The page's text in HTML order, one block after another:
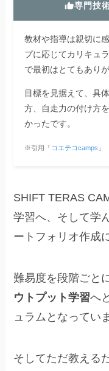
専門技
教材や指導は親切に
プに応じてカリキュ
で最初はとてもあり
目標を見据えて、具
方、自走力の付け方
かったです。
※引用「 コエテコcamps 」
SHIFT TERAS
学習へ、そして学
ートフォリオ作成
難易度を段階ごと
ウトプット学習へ
ュラムとなってい
そしてただ教える